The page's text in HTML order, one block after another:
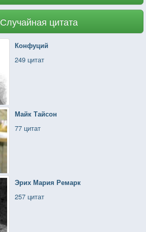
Случайная цитата
Конфуций
249 цитат
Майк Тайсон
77 цитат
Эрих Мария Ремарк
257 цитат